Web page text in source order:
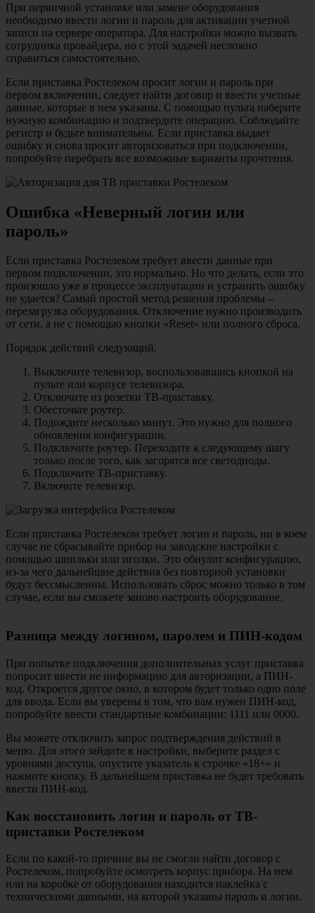
При первичной установке или замене оборудования
необходимо ввести логин и пароль для активации учетной
записи на сервере оператора. Для настройки можно вызвать
сотрудника провайдера, но с этой задачей несложно
справиться самостоятельно.
Если приставка Ростелеком просит логин и пароль при
первом включении, следует найти договор и ввести учетные
данные, которые в нем указаны. С помощью пульта наберите
нужную комбинацию и подтвердите операцию. Соблюдайте
регистр и будьте внимательны. Если приставка выдает
ошибку и снова просит авторизоваться при подключении,
попробуйте перебрать все возможные варианты прочтения.
Ошибка «Неверный логин или
пароль»
Если приставка Ростелеком требует ввести данные при
первом подключении, это нормально. Но что делать, если это
произошло уже в процессе эксплуатации и устранить ошибку
не удается? Самый простой метод решения проблемы –
перезагрузка оборудования. Отключение нужно производить
от сети, а не с помощью кнопки «Reset» или полного сброса.
Порядок действий следующий.
Выключите телевизор, воспользовавшись кнопкой на
пульте или корпусе телевизора.
Отключите из розетки ТВ-приставку.
Обесточьте роутер.
Подождите несколько минут. Это нужно для полного
обновления конфигурации.
Подключите роутер. Переходите к следующему шагу
только после того, как загорятся все светодиоды.
Подключите ТВ-приставку.
Включите телевизор.
Если приставка Ростелеком требует логин и пароль, ни в коем
случае не сбрасывайте прибор на заводские настройки с
помощью шпильки или иголки. Это обнулит конфигурацию,
из-за чего дальнейшие действия без повторной установки
будут бессмысленны. Использовать сброс можно только в том
случае, если вы сможете заново настроить оборудование.
Разница между логином, паролем и ПИН-кодом
При попытке подключения дополнительных услуг приставка
попросит ввести не информацию для авторизации, а ПИН-
код. Откроется другое окно, в котором будет только одно поле
для ввода. Если вы уверены в том, что вам нужен ПИН-код,
попробуйте ввести стандартные комбинации: 1111 или 0000.
Вы можете отключить запрос подтверждения действий в
меню. Для этого зайдите в настройки, выберите раздел с
уровнями доступа, опустите указатель к строчке «18+» и
нажмите кнопку. В дальнейшем приставка не будет требовать
ввести ПИН-код.
Как восстановить логин и пароль от ТВ-
приставки Ростелеком
Если по какой-то причине вы не смогли найти договор с
Ростелеком, попробуйте осмотреть корпус прибора. На нем
или на коробке от оборудования находится наклейка с
техническими данными, на которой указаны пароль и логин.